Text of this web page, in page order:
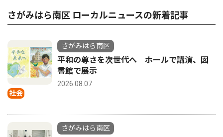
さがみはら南区 ローカルニュースの新着記事
社会
さがみはら南区
平和の尊さを次世代へ ホールで講演、図
書館で展示
2026.08.07
さがみはら南区